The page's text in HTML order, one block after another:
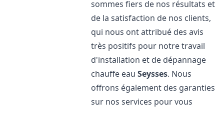
sommes fiers de nos résultats et
de la satisfaction de nos clients,
qui nous ont attribué des avis
très positifs pour notre travail
d'installation et de dépannage
chauffe eauSeysses. Nous
offrons également des garanties
sur nos services pour vous